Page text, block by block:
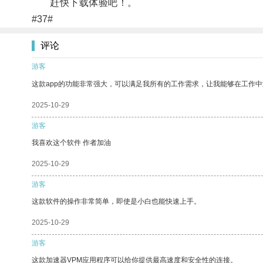
赶快下载体验吧！。
#37#
评论
游客
这款app的功能非常强大，可以满足我所有的工作需求，让我能够在工作中
2025-10-29
游客
我喜欢这个软件 作者加油
2025-10-29
游客
这款软件的操作非常简单，即使是小白也能快速上手。
2025-10-29
游客
这款加速器VPM应用程序可以给你提供最高速度和安全性的连接。